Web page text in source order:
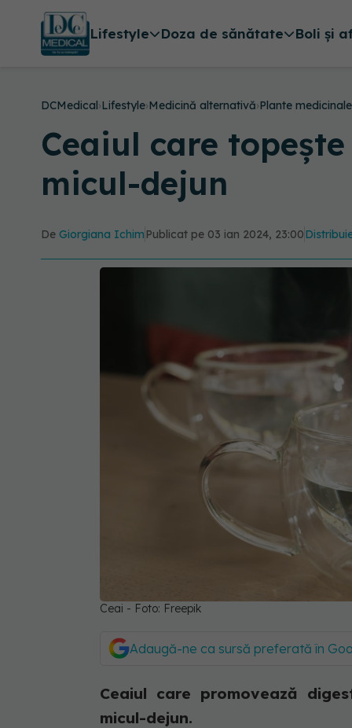
Lifestyle Doza de sănătate Boli și
DCMedical›Lifestyle›Medicină alternativă›Plante medicinale
Ceaiul care
micul-dejun
De Giorgiana Ichim Publicat pe 03 ian 2024, 23:00
Ceai - Foto: Freepik
Adaugă-ne ca sursă preferată în
Ceaiul care promovează
micul-dejun.